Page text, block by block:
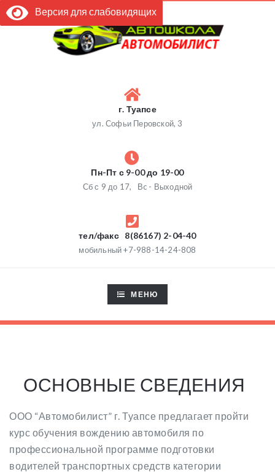
г. Туапсе
ул. Софьи Перовской, 3
Пн-Пт с 9-00 до 19-00
Сб с 9 до 17, Вc - Выходной
тел/факс 8(86167) 2-04-40
мобильный +7-988-14-24-808
TOGGLE
NAVIGATION
МЕНЮ
ОСНОВНЫЕ СВЕДЕНИЯ
ООО “Автомобилист” г. Туапсе предлагает пройти
курс обучения вождению автомобиля по
профессиональной программе подготовки
водителей транспортных средств категории
Версия для слабовидящих